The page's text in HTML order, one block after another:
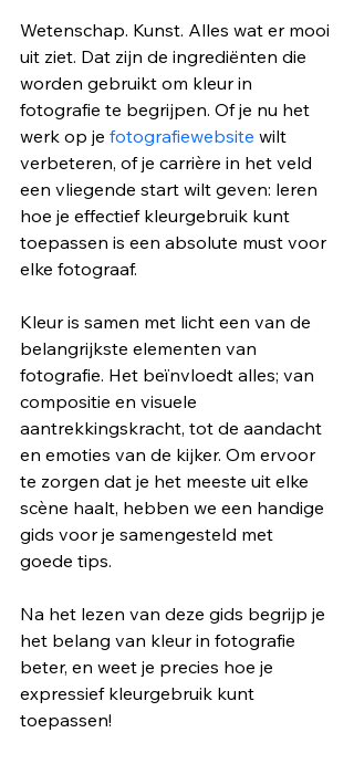
Wetenschap. Kunst. Alles wat er mooi
uit ziet. Dat zijn de ingrediënten die
worden gebruikt om kleur in
fotografie te begrijpen. Of je nu het
werk op je fotografiewebsite wilt
verbeteren, of je carrière in het veld
een vliegende start wilt geven: leren
hoe je effectief kleurgebruik kunt
toepassen is een absolute must voor
elke fotograaf.
Kleur is samen met licht een van de
belangrijkste elementen van
fotografie. Het beïnvloedt alles; van
compositie en visuele
aantrekkingskracht, tot de aandacht
en emoties van de kijker. Om ervoor
te zorgen dat je het meeste uit elke
scène haalt, hebben we een handige
gids voor je samengesteld met
goede tips.
Na het lezen van deze gids begrijp je
het belang van kleur in fotografie
beter, en weet je precies hoe je
expressief kleurgebruik kunt
toepassen!